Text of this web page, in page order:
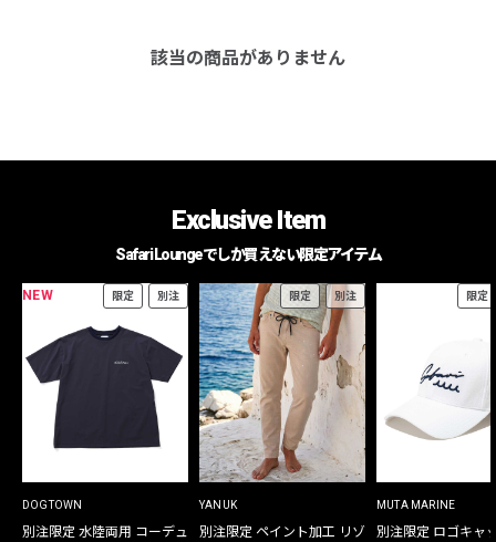
該当の商品がありません
Exclusive Item
Safari Loungeでしか買えない限定アイテム
NEW 限定 別注
DOGTOWN
別注限定 水陸両用 コーデュ
限定 別注
YANUK
別注限定 ペイント加工 リゾ
限定
MUTA MARINE
別注限定 ロゴキャ